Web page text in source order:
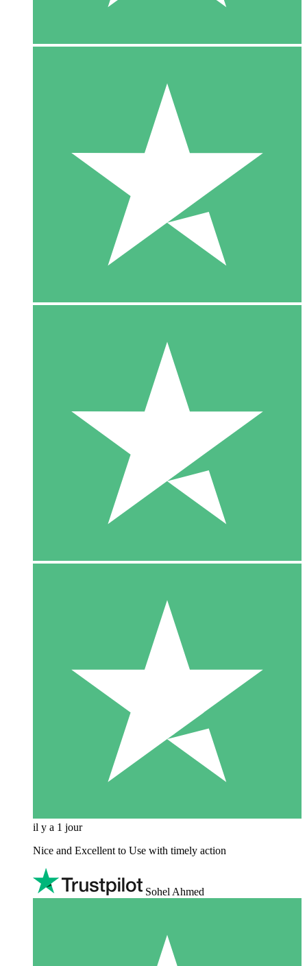
il y a 1 jour
Nice and Excellent to Use with timely action
Sohel Ahmed